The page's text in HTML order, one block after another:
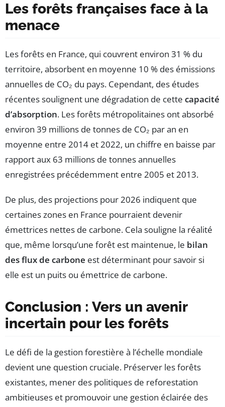
Les forêts françaises face à la
menace
Les forêts en France, qui couvrent environ 31 % du
territoire, absorbent en moyenne 10 % des émissions
annuelles de CO₂ du pays. Cependant, des études
récentes soulignent une dégradation de cette capacité
d’absorption. Les forêts métropolitaines ont absorbé
environ 39 millions de tonnes de CO₂ par an en
moyenne entre 2014 et 2022, un chiffre en baisse par
rapport aux 63 millions de tonnes annuelles
enregistrées précédemment entre 2005 et 2013.
De plus, des projections pour 2026 indiquent que
certaines zones en France pourraient devenir
émettrices nettes de carbone. Cela souligne la réalité
que, même lorsqu’une forêt est maintenue, le bilan
des flux de carbone est déterminant pour savoir si
elle est un puits ou émettrice de carbone.
Conclusion : Vers un avenir
incertain pour les forêts
Le défi de la gestion forestière à l’échelle mondiale
devient une question cruciale. Préserver les forêts
existantes, mener des politiques de reforestation
ambitieuses et promouvoir une gestion éclairée des